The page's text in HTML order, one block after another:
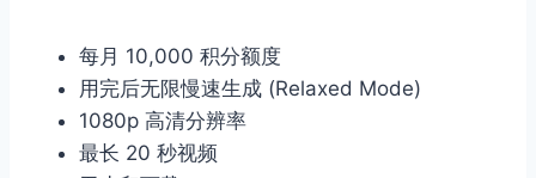
每月 10,000 积分额度
用完后无限慢速生成 (Relaxed Mode)
1080p 高清分辨率
最长 20 秒视频